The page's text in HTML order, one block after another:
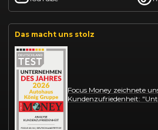
Das macht uns stolz
Focus Money zeichnete
Kundenzufriedenheit: